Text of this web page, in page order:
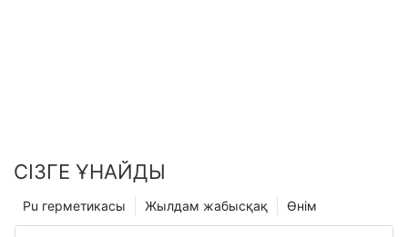
СІЗГЕ ҰНАЙДЫ
Өнім
Жылдам жабысқақ
Pu герметикасы